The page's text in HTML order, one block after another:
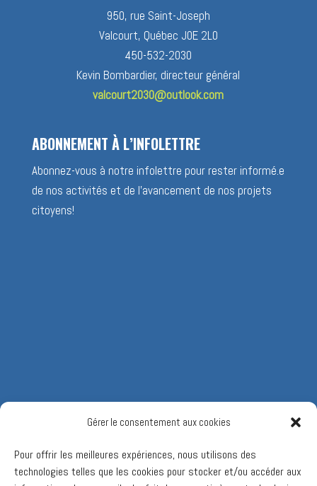
Gérer le consentement aux cookies
Pour offrir les meilleures expériences, nous utilisons des
technologies telles que les cookies pour stocker et/ou accéder aux
950, rue Saint-Joseph
Valcourt, Québec J0E 2L0
450-532-2030
Kevin Bombardier, directeur général
valcourt2030@outlook.com
ABONNEMENT À L’INFOLETTRE
Abonnez-vous à notre infolettre pour rester informé.e
de nos activités et de l’avancement de nos projets
citoyens!